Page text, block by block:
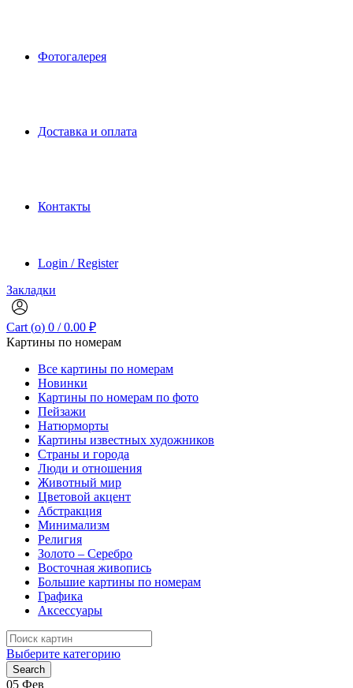
Фотогалерея
Доставка и оплата
Контакты
Login / Register
Закладки
Cart (o) 0 / 0.00 ₽
Картины по номерам
Все картины по номерам
Новинки
Картины по номерам по фото
Пейзажи
Натюрморты
Картины известных художников
Страны и города
Люди и отношения
Животный мир
Цветовой акцент
Абстракция
Минимализм
Религия
Золото – Серебро
Восточная живопись
Большие картины по номерам
Графика
Аксессуары
Search
for:
Выберите категорию
Search
05 Фев